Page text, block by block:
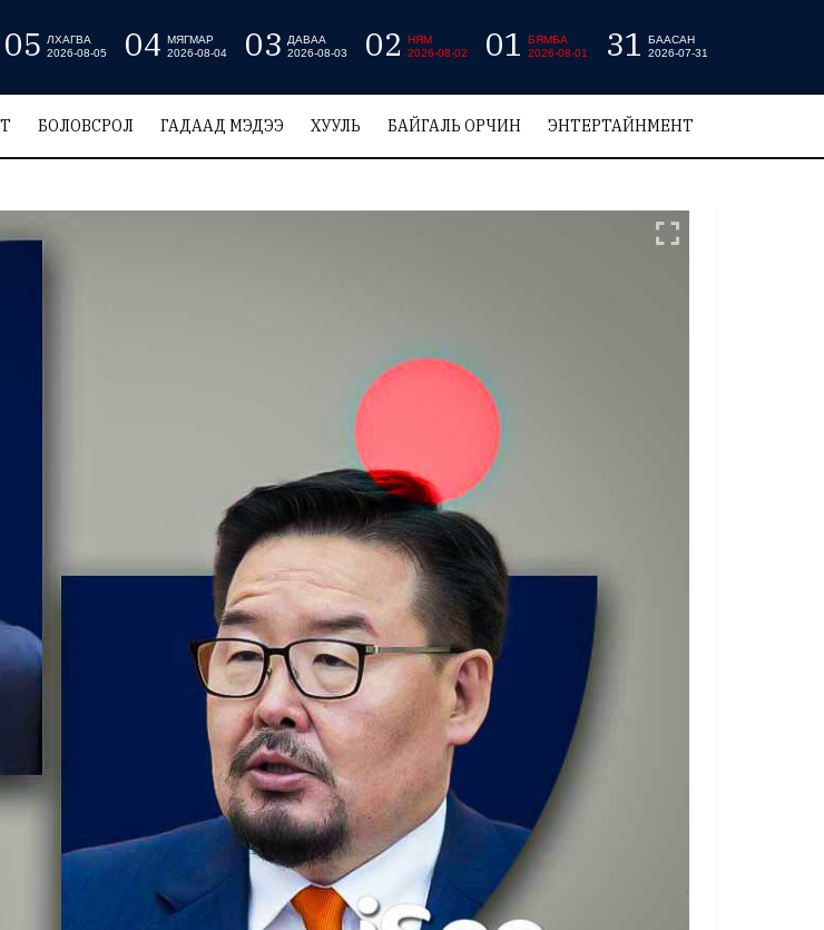
05
ЛХАГВА
2026-08-05
04 МЯГМАР
2026-08-04
03
ДАВАА
2026-08-03
02
НЯМ
2026-08-02
01
БЯМБА
2026-08-01
31
БААСАН
2026-07-31
БОЛОВСРОЛ ГАДААД МЭДЭЭ ХУУЛЬ БАЙГАЛЬ ОРЧИН ЭНТЕРТАЙНМЕНТ